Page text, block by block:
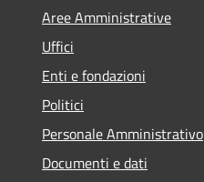
Aree Amministrative
Uffici
Enti e fondazioni
Politici
Personale Amministrativo
Documenti e dati